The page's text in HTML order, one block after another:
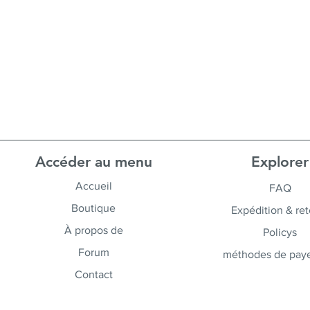
Accéder au menu
Accueil
Boutique
À propos de
Forum
Contact
Explorer
FAQ
Expédition &
Policys
méthodes de